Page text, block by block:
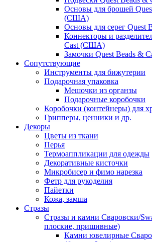
Основы для брошей
(США)
Основы для серег
Коннекторы и
Cast (США)
Замочки Quest Beads &
Сопутствующие
Инструменты для бижутерии
Подарочная упаковка
Мешочки из органзы
Подарочные коробочки
Коробочки (контейнеры) для
Грипперы, ценники и др.
Декоры
Цветы из ткани
Перья
Термоаппликации для одежды
Декоративные кисточки
Микробисер и фимо нарезка
Фетр для рукоделия
Пайетки
Кожа, замша
Стразы
Стразы и камни Сваровски/
плоские, пришивные)
Камни ювелирные